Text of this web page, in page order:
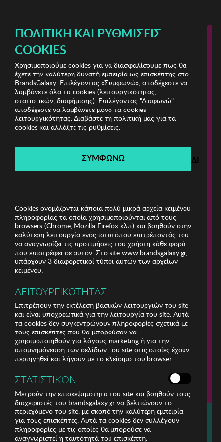
Anemos ΣΠΙΤΙ
Anemos
Λήγει σε: 00ημέρες | 00ώρες 00λεπτά 00δευτ.
Filters
Για τηλεφωνικές παραγγελίες καλέστε
211 18 94 400
(Δευτέρα έως Παρασκευή 9:30 - 14:30 & 24ώρες Φωνητική Πύλη)
ΠΟΛΙΤΙΚΉ ΚΑΙ ΡΥΘΜΊΣΕΙΣ
COOKIES
Χρησιμοποιούμε cookies για να διασφαλίσουμε πως θα
έχετε την καλύτερη δυνατή εμπειρία ως επισκέπτης στο
BrandsGalaxy. Επιλέγοντας «Συμφωνώ», αποδέχεστε να
λαμβάνετε όλα τα cookies (λειτουργικότητας,
στατιστικών, διαφήμισης). Επιλέγοντας "Διαφωνώ"
αποδέχεστε να λαμβάνετε μόνο τα cookies
λειτουργικότητας. Διαβάστε τη πολιτική μας για τα
cookies και αλλάξτε τις ρυθμίσεις.
ΣΥΜΦΩΝΩ
Cookies ονομάζονται κάποια πολύ μικρά αρχεία κειμένου
πληροφορίας τα οποία χρησιμοποιούνται από τους
browsers (Chrome, Mozilla Firefox κλπ) και βοηθούν στην
καλύτερη λειτουργία ενός ιστοτόπου επιτρέποντάς του
να αναγνωρίζει τις προτιμήσεις του χρήστη κάθε φορά
που επιστρέφει σε αυτόν. Στο site www.brandsgalaxy.gr,
υπάρχουν 3 διαφορετικοί τύποι αυτών των αρχείων
κειμένου:
ΛΕΙΤΟΥΡΓΙΚΟΤΗΤΑΣ
Επιτρέπουν την εκτέλεση βασικών λειτουργιών του site
και είναι υποχρεωτικά για την λειτουργία του site. Αυτά
τα cookies δεν συγκεντρώνουν πληροφορίες σχετικά με
τους επισκέπτες που θα μπορούσαν να
χρησιμοποιηθούν για λόγους marketing ή για την
απομνημόνευση των σελίδων του site στις οποίες έχουν
περιηγηθεί και λήγουν με το κλείσιμο του browser.
ΣΤΑΤΙΣΤΙΚΩΝ
Μετρούν την επισκεψιμότητα του site και βοηθούν τους
διαχειριστές του brandsgalaxy.gr να βελτιώνουν το
περιεχόμενο του site, με σκοπό την καλύτερη εμπειρία
για τους επισκέπτες. Αυτά τα cookies δεν συλλέγουν
πληροφορίες με τις οποίες θα μπορούσε να
αναγνωριστεί η ταυτότητά του επισκέπτη.